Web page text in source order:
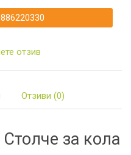
отзив
Отзиви (0)
за кола